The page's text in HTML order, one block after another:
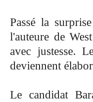
Passé la
l'auteure de
avec justesse.
deviennent
Le candidat